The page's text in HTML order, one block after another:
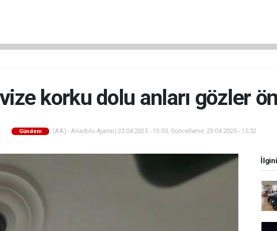
korku dolu anları gözler
Gündem (AA) - Anadolu Ajansı | 23.04.2025 - 13:55, Güncelleme: 23.04.2025 - 15:32